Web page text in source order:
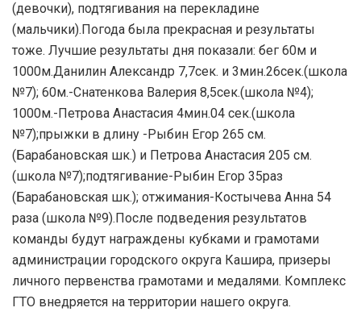
(девочки), подтягивания на перекладине
(мальчики).Погода была прекрасная и результаты
тоже. Лучшие результаты дня показали: бег 60м и
1000м.Данилин Александр 7,7сек. и 3мин.26сек.(школа
№7); 60м.-Снатенкова Валерия 8,5сек.(школа №4);
1000м.-Петрова Анастасия 4мин.04 сек.(школа
№7);прыжки в длину -Рыбин Егор 265 см.
(Барабановская шк.) и Петрова Анастасия 205 см.
(школа №7);подтягивание-Рыбин Егор 35раз
(Барабановская шк.); отжимания-Костычева Анна 54
раза (школа №9).После подведения результатов
команды будут награждены кубками и грамотами
администрации городского округа Кашира, призеры
личного первенства грамотами и медалями. Комплекс
ГТО внедряется на территории нашего округа.